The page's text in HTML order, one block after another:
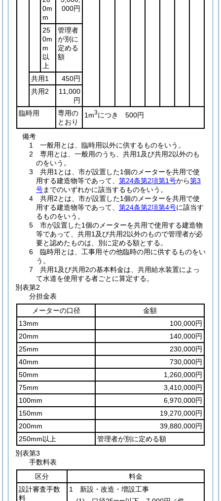
0m
m
000円
25
0m
m
以
上
管理者
が別に
定める
額
共用1
450円
共用2
11,000
円
臨時用
専用の
とおり
1m3につき 500円
備考
1 一般用とは、臨時用以外に供するものをいう。
2 専用とは、一般用のうち、共用1及び共用2以外のも
のをいう。
3 共用1とは、市が設置した1個のメーターを共用で使
用する建造物等であって、 第24条第2項第1号から第3
号までのいずれかに該当するものをいう。
4 共用2とは、市が設置した1個のメーターを共用で使
用する建造物等であって、 第24条第2項第4号に該当す
るものをいう。
5 市が設置した1個のメーターを共用で使用する建造物
等であって、共用1及び共用2以外のもので管理者が必
要と認めたものは、別に定める額とする。
6 臨時用とは、工事用その他臨時の用に供するものをい
う。
7 共用1及び共用2の基本料金は、共用給水装置によっ
て水道を使用する者ごとに算定する。
別表第2
分担金表
メーターの口径
金額
13mm
100,000円
20mm
140,000円
25mm
230,000円
40mm
730,000円
50mm
1,260,000円
75mm
3,410,000円
100mm
6,970,000円
150mm
19,270,000円
200mm
39,880,000円
250mm以上
管理者が別に定める額
別表第3
手数料表
区分
料金
設計審査手数
料
1 新設・改造・増設工事